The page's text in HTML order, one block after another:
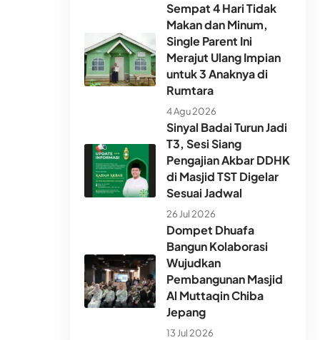
Sempat 4 Hari Tidak
Makan dan Minum,
Single Parent Ini
Merajut Ulang Impian
untuk 3 Anaknya di
Rumtara
4 Agu 2026
Sinyal Badai Turun Jadi
T3, Sesi Siang
Pengajian Akbar DDHK
di Masjid TST Digelar
Sesuai Jadwal
26 Jul 2026
Dompet Dhuafa
Bangun Kolaborasi
Wujudkan
Pembangunan Masjid
Al Muttaqin Chiba
Jepang
13 Jul 2026